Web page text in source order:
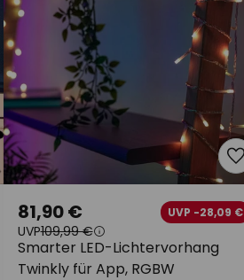
Smarter LED-Lichtervorhang
Twinkly für App, RGBW
81,90 € UVP -28,09 €
UVP109,99 €